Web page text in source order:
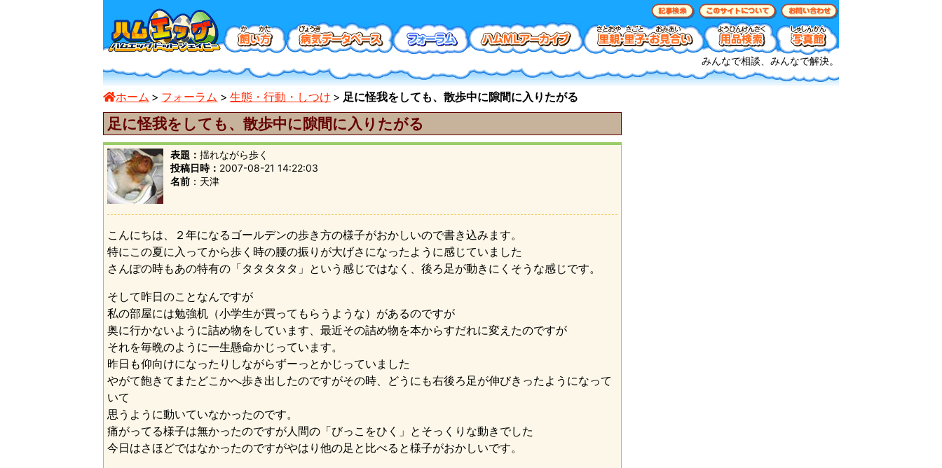
みんなで相談、みんなで解決。
ホーム フォーラム 生態・行動・しつけ 足に怪我をしても、散歩中に隙間に入りたがる
足に怪我をしても、散歩中に隙間に入りたがる
表題： 揺れながら歩く
投稿日時： 2007-08-21 14:22:03
名前
天津
こんにちは、２年になるゴールデンの歩き方の様子がおかしいので書き込みます。
特にこの夏に入ってから歩く時の腰の振りが大げさになったように感じていました
さんぽの時もあの特有の「タタタタタ」という感じではなく、後ろ足が動きにくそうな感じです。
そして昨日のことなんですが
私の部屋には勉強机（小学生が買ってもらうような）があるのですが
奥に行かないように詰め物をしています、最近その詰め物を本からすだれに変えたのですが
それを毎晩のように一生懸命かじっています。
昨日も仰向けになったりしながらずーっとかじっていました
やがて飽きてまたどこかへ歩き出したのですがその時、どうにも右後ろ足が伸びきったようになって
いて
思うように動いていなかったのです。
痛がってる様子は無かったのですが人間の「びっこをひく」とそっくりな動きでした
今日はさほどではなかったのですがやはり他の足と比べると様子がおかしいです。